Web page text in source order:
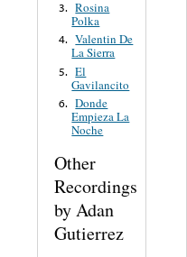
3. Rosina
Polka
4. Valentin De
La Sierra
5. El
Gavilancito
6. Donde
Empieza La
Noche
Other
Recordings
by Adan
Gutierrez